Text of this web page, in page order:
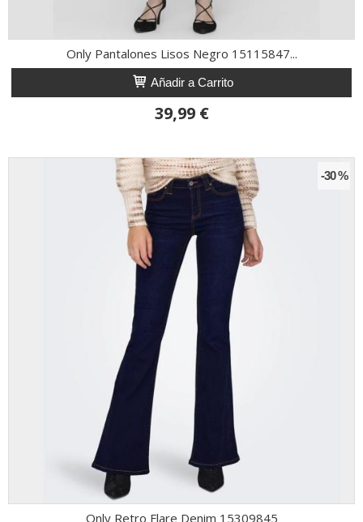
Only Pantalones Lisos Negro 15115847...
Añadir a Carrito
39,99 €
-30 %
Only Retro Flare Denim 15309845